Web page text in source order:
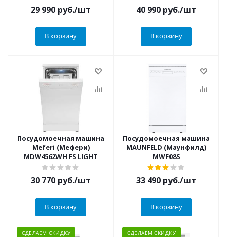
29 990 руб./шт
В корзину
40 990 руб./шт
В корзину
Посудомоечная машина
Meferi (Мефери)
MDW4562WH FS LIGHT
30 770 руб./шт
В корзину
Посудомоечная машина
MAUNFELD (Маунфилд)
MWF08S
33 490 руб./шт
В корзину
СДЕЛАЕМ СКИДКУ СДЕЛАЕМ СКИДКУ